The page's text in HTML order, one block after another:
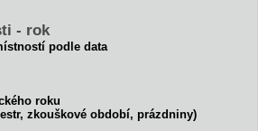
- rok
podle data
roku
zkouškové období, prázdniny)